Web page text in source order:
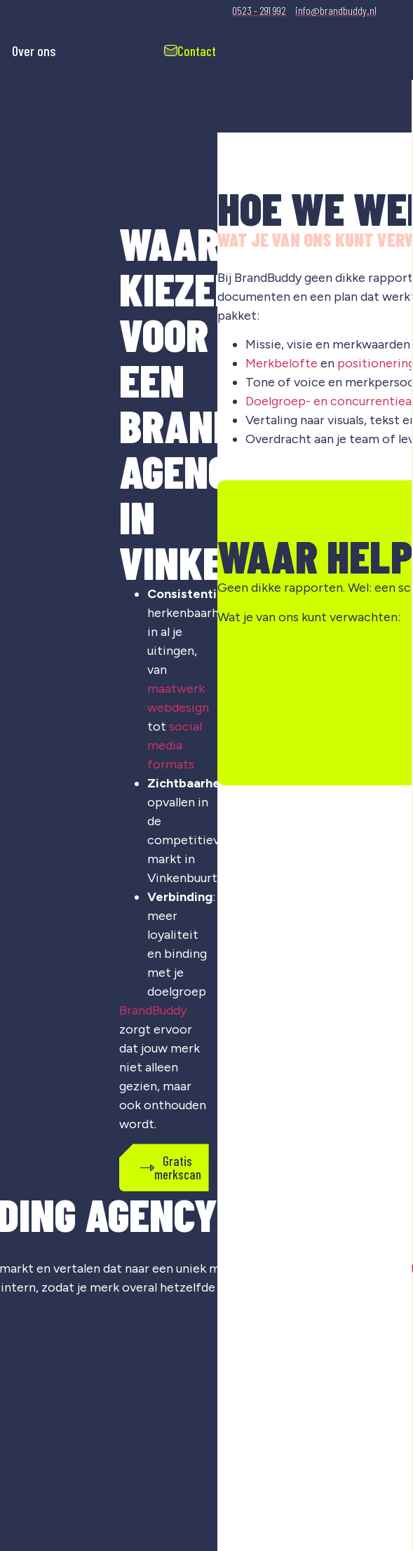
0523 - 291 992 info@brandbuddy.nl
Over ons Contact
AGENCY?
en vertalen dat naar een uniek merk: je
visuele
zodat je merk overal hetzelfde voelt.
WAAROM
KIEZEN
VOOR
EEN
BRANDING
AGENCY
IN
VINKENBUURT?
Consistentie:
herkenbaarheid
in al je
uitingen,
van
maatwerk
webdesign
tot social
media
formats
Zichtbaarheid:
opvallen in
de
competitieve
markt in
Vinkenbuurt
Verbinding:
meer
loyaliteit
en binding
met je
doelgroep
BrandBuddy
zorgt ervoor
dat jouw merk
niet alleen
gezien, maar
ook onthouden
wordt.
Gratis
merkscan
HOE WE
WAT JE VAN ONS KUNT
Bij BrandBuddy geen dikke
documenten en een plan dat
pakket:
Missie, visie en merkwaarden
Merkbelofte en
Tone of voice en
Doelgroep- en
Vertaling naar visuals, tekst
Overdracht aan je team of
WAAR
Geen dikke rapporten. Wel: een
Wat je van ons kunt verwachten: